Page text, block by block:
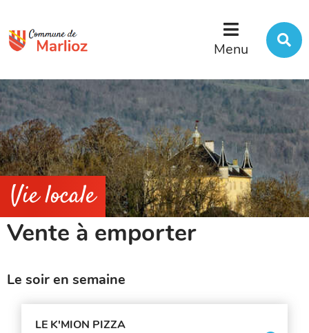
Menu
Vie locale
Vente à emporter
Le soir en semaine
LE K'MION PIZZA